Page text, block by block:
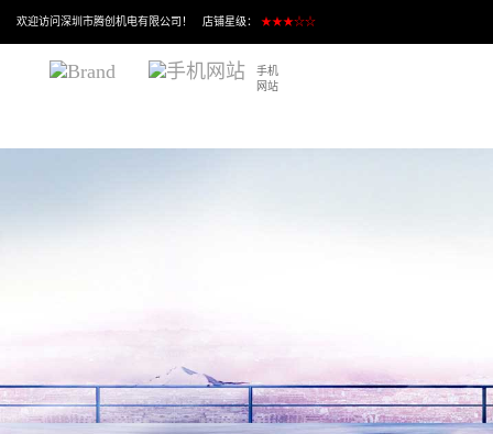
欢迎访问深圳市腾创机电有限公司！ 店铺星级： ★★★☆☆
手机
网站